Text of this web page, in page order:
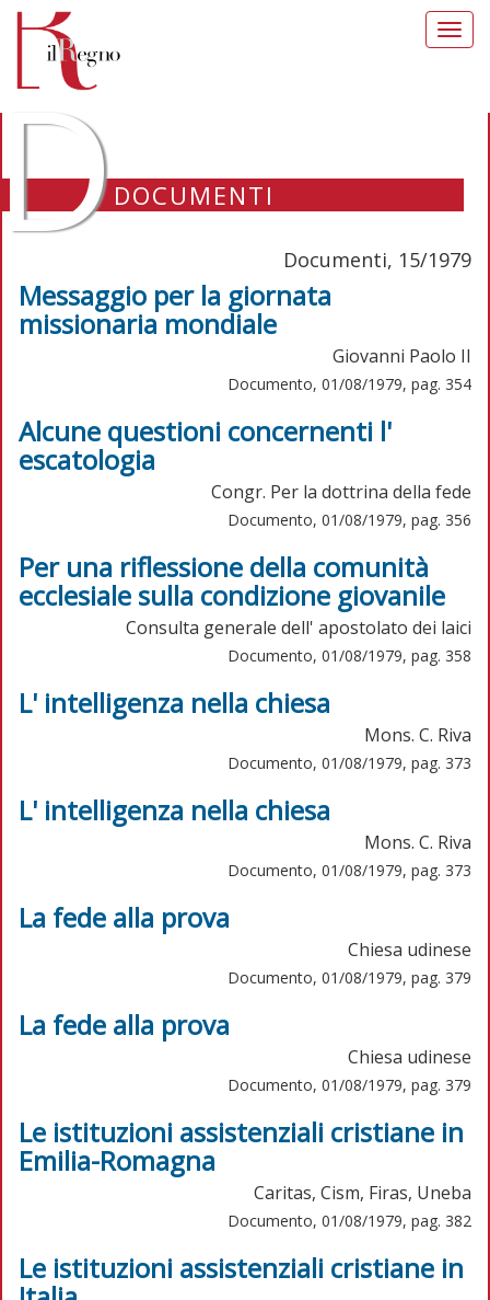
DOCUMENTI
Documenti, 15/1979
Messaggio per la giornata
missionaria mondiale
Giovanni Paolo II
Documento, 01/08/1979, pag. 354
Alcune questioni concernenti l'
escatologia
Congr. Per la dottrina della fede
Documento, 01/08/1979, pag. 356
Per una riflessione della comunità
ecclesiale sulla condizione giovanile
Consulta generale dell' apostolato dei laici
Documento, 01/08/1979, pag. 358
L' intelligenza nella chiesa
Mons. C. Riva
Documento, 01/08/1979, pag. 373
L' intelligenza nella chiesa
Mons. C. Riva
Documento, 01/08/1979, pag. 373
La fede alla prova
Chiesa udinese
Documento, 01/08/1979, pag. 379
La fede alla prova
Chiesa udinese
Documento, 01/08/1979, pag. 379
Le istituzioni assistenziali cristiane in
Emilia-Romagna
Caritas, Cism, Firas, Uneba
Documento, 01/08/1979, pag. 382
Le istituzioni assistenziali cristiane in